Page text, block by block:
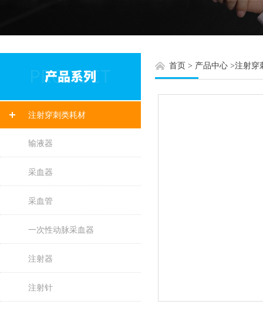
注射穿刺类耗材
输液器
采血器
采血管
一次性动脉采血器
注射器
注射针
首页 > 产品中心 >注射穿